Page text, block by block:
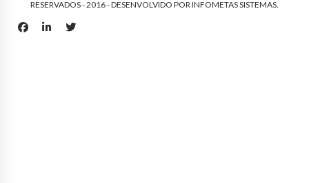
RESERVADOS - 2016 - DESENVOLVIDO PORINFOMETAS SISTEMAS.